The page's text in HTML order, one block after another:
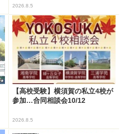
2026.8.5
【高校受験】横須賀の私立4校が
参加…合同相談会10/12
2026.8.5